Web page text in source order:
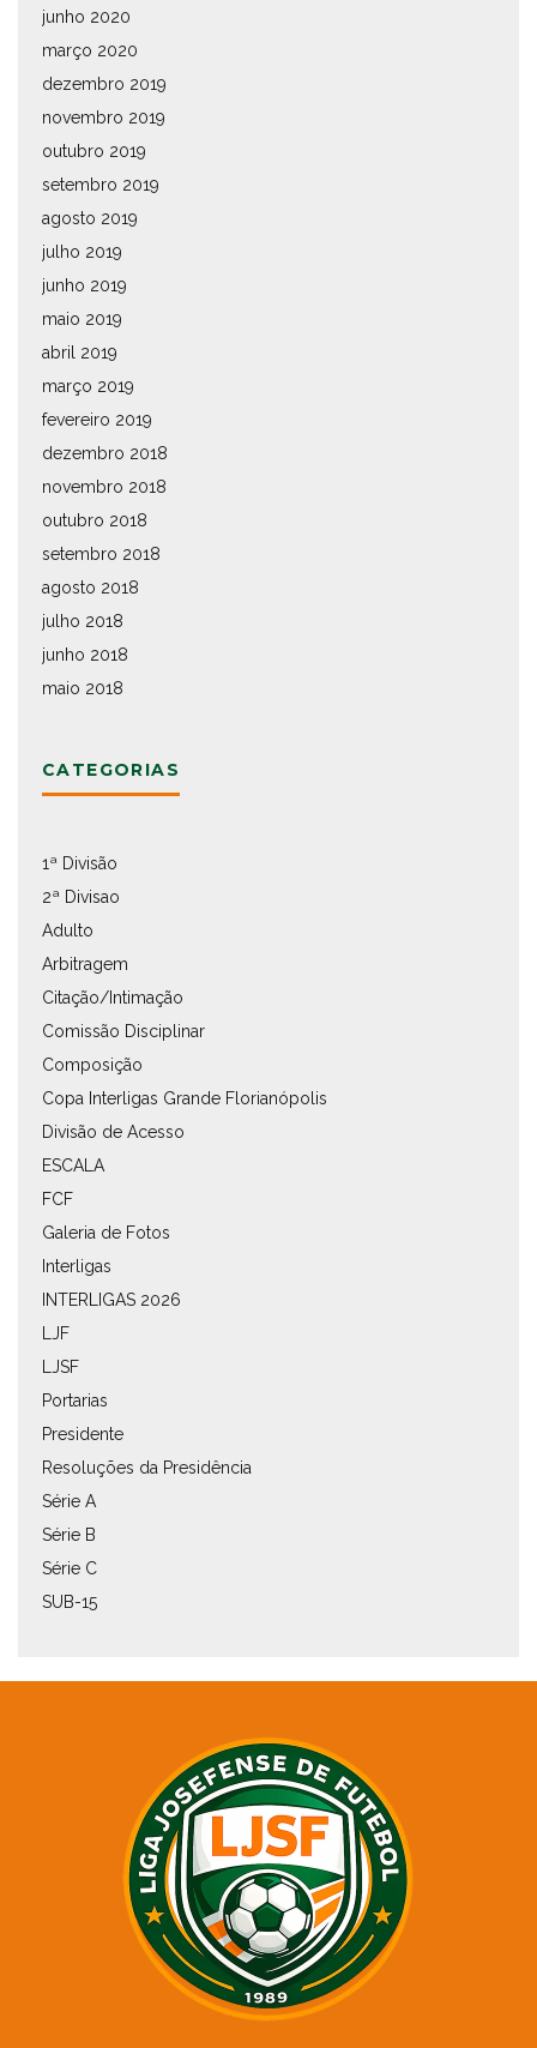
junho 2020
março 2020
dezembro 2019
novembro 2019
outubro 2019
setembro 2019
agosto 2019
julho 2019
junho 2019
maio 2019
abril 2019
março 2019
fevereiro 2019
dezembro 2018
novembro 2018
outubro 2018
setembro 2018
agosto 2018
julho 2018
junho 2018
maio 2018
CATEGORIAS
1ª Divisão
2ª Divisao
Adulto
Arbitragem
Citação/Intimação
Comissão Disciplinar
Composição
Copa Interligas Grande Florianópolis
Divisão de Acesso
ESCALA
FCF
Galeria de Fotos
Interligas
INTERLIGAS 2026
LJF
LJSF
Portarias
Presidente
Resoluções da Presidência
Série A
Série B
Série C
SUB-15